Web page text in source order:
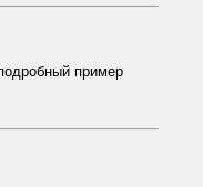
пример